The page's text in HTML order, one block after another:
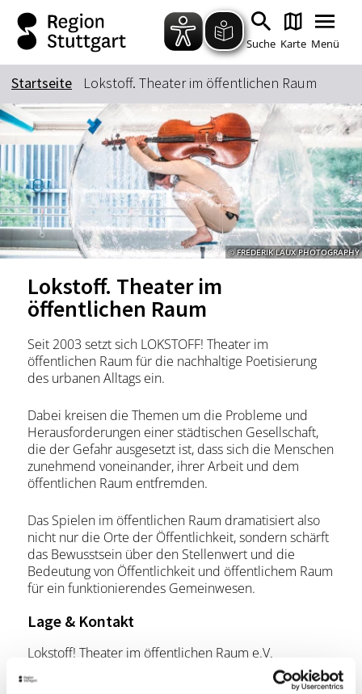
Zum Hauptinhalt springen
Zur Suche springen
Zur Hauptnavigation
Zum Footer springen
Suche Karte Menü
Suchbegriff
Das könnte Sie interessieren
Stadtführungen
Tickets
Citytour
Übernachtung
Erlebnisse
Essen & Trinken
Wein
Automobil
Kultur
Feste & Highlights
Startseite Lokstoff. Theater im öffentlichen Raum
© FREDERIK LAUX PHOTOGRAPHY
Lokstoff. Theater im
öffentlichen Raum
Seit 2003 setzt sich LOKSTOFF! Theater im
öffentlichen Raum für die nachhaltige Poetisierung
des urbanen Alltags ein.
Dabei kreisen die Themen um die Probleme und
Herausforderungen einer städtischen Gesellschaft,
die der Gefahr ausgesetzt ist, dass sich die Menschen
zunehmend voneinander, ihrer Arbeit und dem
öffentlichen Raum entfremden.
Das Spielen im öffentlichen Raum dramatisiert also
nicht nur die Orte der Öffentlichkeit, sondern schärft
das Bewusstsein über den Stellenwert und die
Bedeutung von Öffentlichkeit und öffentlichem Raum
für ein funktionierendes Gemeinwesen.
Lage & Kontakt
Lokstoff! Theater im öffentlichen Raum e.V.
70178 Stuttgart